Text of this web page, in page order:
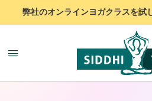
弊社のオンラインヨガクラスを試